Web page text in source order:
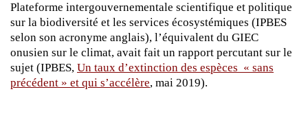
Plateforme intergouvernementale scientifique et politique
sur la biodiversité et les services écosystémiques (IPBES
selon son acronyme anglais), l’équivalent du GIEC
onusien sur le climat, avait fait un rapport percutant sur le
sujet (IPBES, Un taux d’extinction des espèces « sans
précédent » et qui s’accélère, mai 2019).